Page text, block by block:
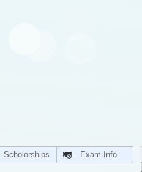
Scholorships Exam Info